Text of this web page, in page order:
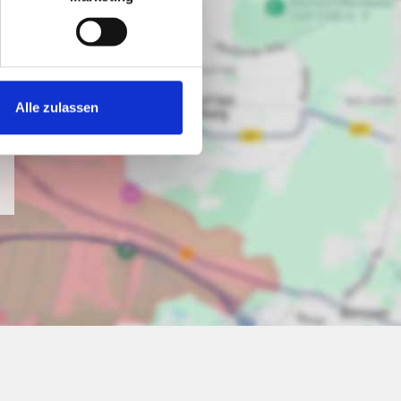
Alle zulassen